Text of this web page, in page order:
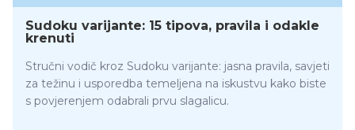
Sudoku varijante: 15 tipova, pravila i odakle
krenuti
Stručni vodič kroz Sudoku varijante: jasna pravila, savjeti
za težinu i usporedba temeljena na iskustvu kako biste
s povjerenjem odabrali prvu slagalicu.